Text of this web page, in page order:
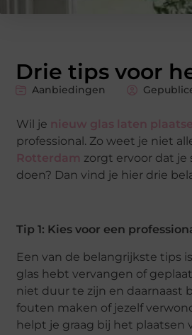
Drie tips voor
Aanbiedingen
Wil je nieuw glas laten
professional. Zo weet je niet
Rotterdam zorgt ervoor dat
doen? Dan vind je hier drie
Tip 1: Kies voor een
Een van de belangrijkste tips
glas hebt vervangen of
niet duur te zijn en daarnaast
fouten maken of jezelf
helpt je graag bij het plaatsen